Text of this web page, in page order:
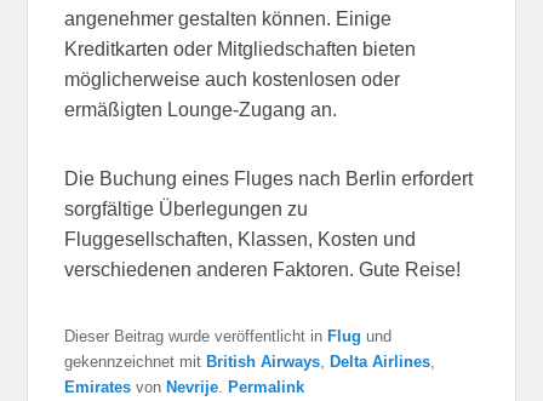
angenehmer gestalten können. Einige
Kreditkarten oder Mitgliedschaften bieten
möglicherweise auch kostenlosen oder
ermäßigten Lounge-Zugang an.
Die Buchung eines Fluges nach Berlin erfordert
sorgfältige Überlegungen zu
Fluggesellschaften, Klassen, Kosten und
verschiedenen anderen Faktoren. Gute Reise!
Dieser Beitrag wurde veröffentlicht inFlug und
gekennzeichnet mitBritish Airways ,Delta Airlines
Emirates vonNevrije .Permalink